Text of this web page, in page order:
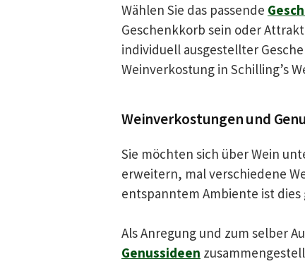
Wählen Sie das passende
Geschenkkorb sein oder
individuell ausgestellter
Weinverkostung in Schilling’s
Weinverkostungen und
Sie möchten sich über Wein
erweitern, mal verschiedene
entspanntem Ambiente ist dies
Als Anregung und zum selber
Genussideen